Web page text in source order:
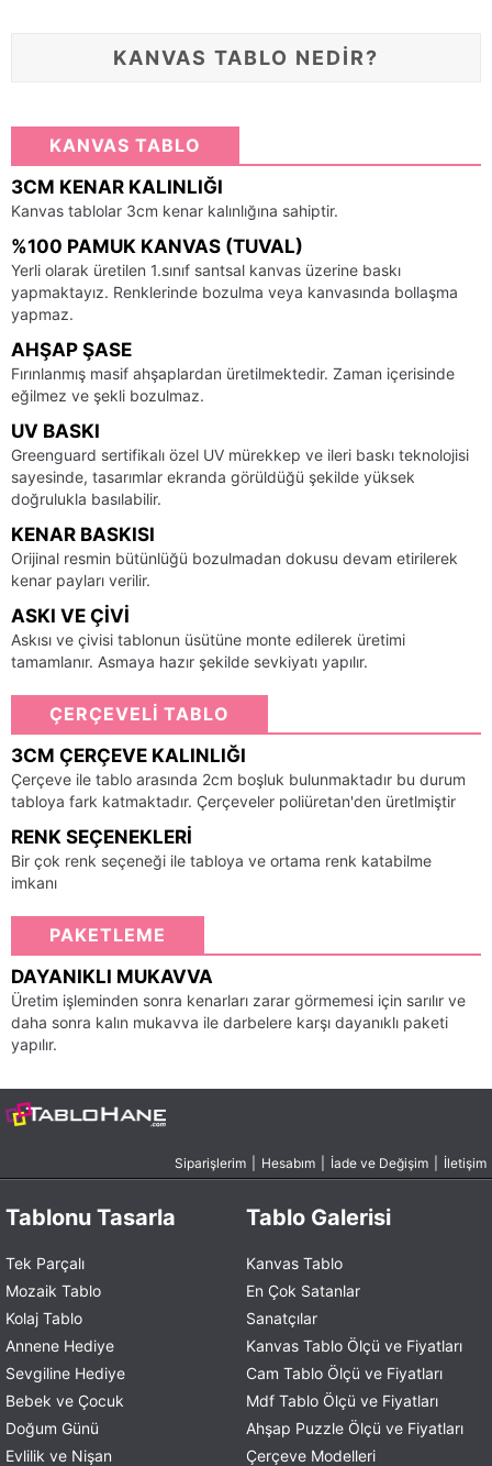
KANVAS TABLO NEDİR?
KANVAS TABLO
3CM KENAR KALINLIĞI
Kanvas tablolar 3cm kenar kalınlığına sahiptir.
%100 PAMUK KANVAS (TUVAL)
Yerli olarak üretilen 1.sınıf santsal kanvas üzerine baskı
yapmaktayız. Renklerinde bozulma veya kanvasında bollaşma
yapmaz.
AHŞAP ŞASE
Fırınlanmış masif ahşaplardan üretilmektedir. Zaman içerisinde
eğilmez ve şekli bozulmaz.
UV BASKI
Greenguard sertifikalı özel UV mürekkep ve ileri baskı teknolojisi
sayesinde, tasarımlar ekranda görüldüğü şekilde yüksek
doğrulukla basılabilir.
KENAR BASKISI
Orijinal resmin bütünlüğü bozulmadan dokusu devam etirilerek
kenar payları verilir.
ASKI VE ÇIVI
Askısı ve çivisi tablonun üsütüne monte edilerek üretimi
tamamlanır. Asmaya hazır şekilde sevkiyatı yapılır.
ÇERÇEVELİ TABLO
3CM ÇERÇEVE KALINLIĞI
Çerçeve ile tablo arasında 2cm boşluk bulunmaktadır bu durum
tabloya fark katmaktadır. Çerçeveler poliüretan'den üretlmiştir
RENK SEÇENEKLERI
Bir çok renk seçeneği ile tabloya ve ortama renk katabilme
imkanı
PAKETLEME
DAYANIKLI MUKAVVA
Üretim işleminden sonra kenarları zarar görmemesi için sarılır ve
daha sonra kalın mukavva ile darbelere karşı dayanıklı paketi
yapılır.
Siparişlerim Hesabım İade ve Değişim İletişim
Tablonu Tasarla
Tek Parçalı
Mozaik Tablo
Kolaj Tablo
Annene Hediye
Sevgiline Hediye
Bebek ve Çocuk
Doğum Günü
Evlilik ve Nişan
Tablo Galerisi
Kanvas Tablo
En Çok Satanlar
Sanatçılar
Kanvas Tablo Ölçü ve Fiyatları
Cam Tablo Ölçü ve Fiyatları
Mdf Tablo Ölçü ve Fiyatları
Ahşap Puzzle Ölçü ve Fiyatları
Çerçeve Modelleri